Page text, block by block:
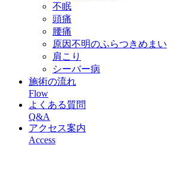
不眠
頭痛
腰痛
原因不明のふらつきめまい
肩こり
シーバー病
施術の流れ
Flow
よくある質問
Q&A
アクセス案内
Access